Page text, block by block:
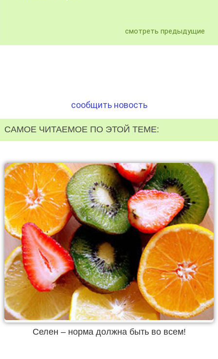
смотреть предыдущие
сообщить новость
САМОЕ ЧИТАЕМОЕ ПО ЭТОЙ ТЕМЕ:
Селен – норма должна быть во всем!